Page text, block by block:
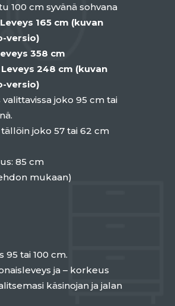
100 cm syvänä sohvana
165 cm (kuvan
versio)
358 cm
248 cm (kuvan
versio)
valittavissa joko 95 cm tai
joko 57 tai 62 cm
85 cm
mukaan)
95 tai 100 cm.
ja – korkeus
käsinojan ja jalan